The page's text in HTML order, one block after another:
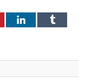
LinkedInTumblr